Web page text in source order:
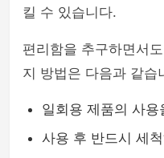
킬 수 있습니다.
편리함을 추구하면서
지 방법은 다음과 같습
일회용 제품의 사용
사용 후 반드시 세